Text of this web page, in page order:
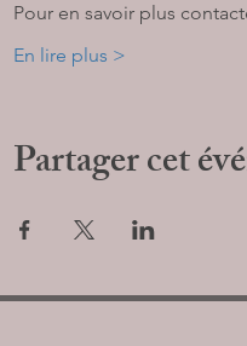
Pour en savoir plus
En lire plus >
Partager cet